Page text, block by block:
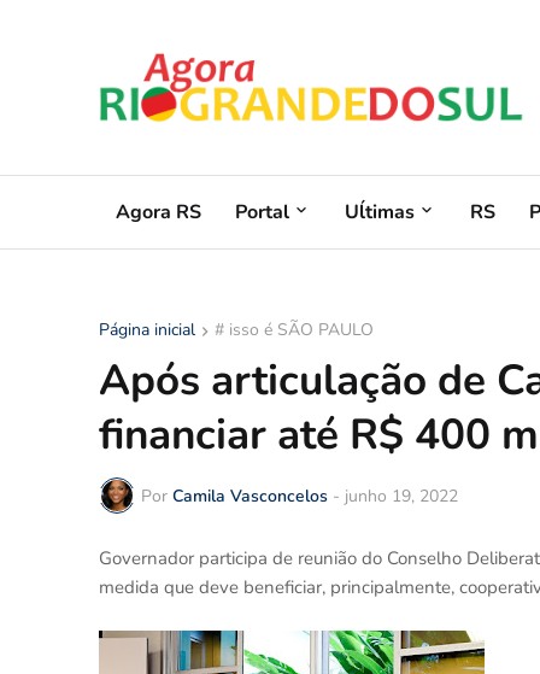
Agora RS Portal Uĺtimas RS
Página inicial # isso é SÃO PAULO
Após articulação de
financiar até R$ 400
Por Camila Vasconcelos - junho 19, 2022
Governador participa de reunião do Conselho
medida que deve beneficiar, principalmente,